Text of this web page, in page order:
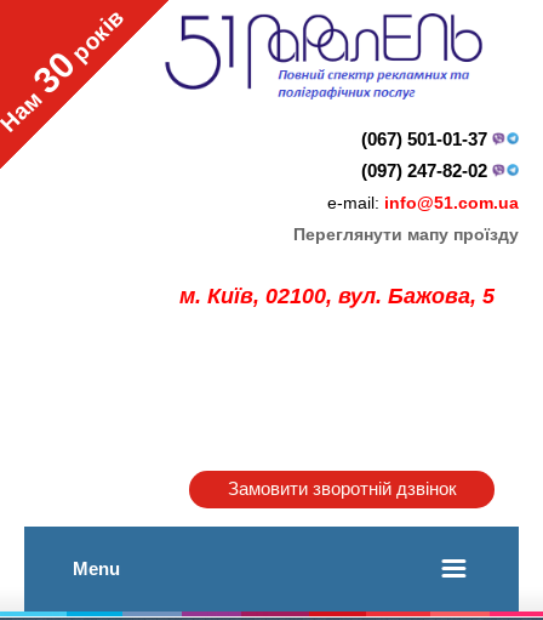
30
років
(067) 501-01-37
(097) 247-82-02
e-mail: info@51.com.ua
Переглянути мапу проїзду
м. Київ, 02100, вул. Бажова, 5
Замовити зворотній дзвінок
Menu